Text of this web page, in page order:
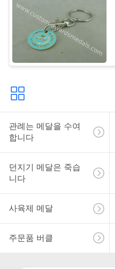
우
사
이
트
맵
PRIVACY
POLICY
관례는 메달을 수여
합니다
던지기 메달은 죽습
니다
사육제 메달
주문품 버클